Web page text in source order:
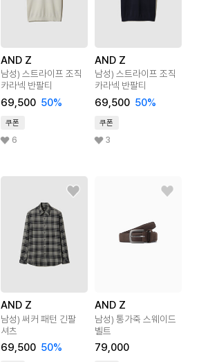
AND Z
남성) 스트라이프 조직
카라넥 반팔티
69,500 50%
쿠폰
6
AND Z
남성) 스트라이프 조직
카라넥 반팔티
69,500 50%
쿠폰
3
AND Z
남성) 써커 패턴 긴팔
셔츠
69,500 50%
AND Z
남성) 통가죽 스웨이드
벨트
79,000